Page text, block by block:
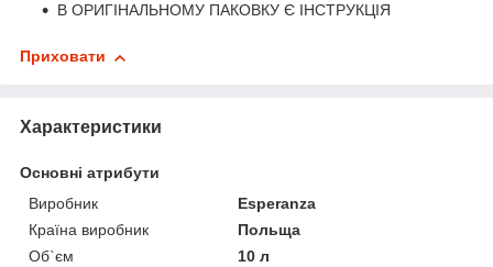
В ОРИГІНАЛЬНОМУ ПАКОВКУ Є ІНСТРУКЦІЯ
Приховати
Характеристики
Основні атрибути
Виробник
Esperanza
Країна виробник
Польща
Об`єм
10 л